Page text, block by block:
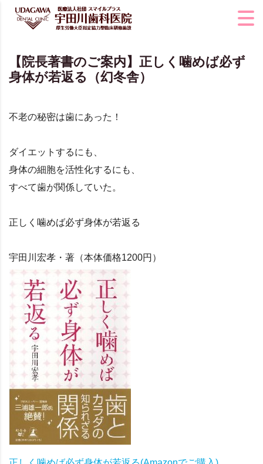
【院長著書のご案内】正しく噛めば必ず
身体が若返る（幻冬舎）
不老の秘密は歯にあった！
ダイエットするにも、
身体の細胞を活性化するにも、
すべて歯が関係していた。
正しく噛めば必ず身体が若返る
宇田川宏孝・著（本体価格1200円）